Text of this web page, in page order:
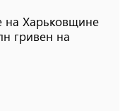
на Харьковщине
​​гривен на